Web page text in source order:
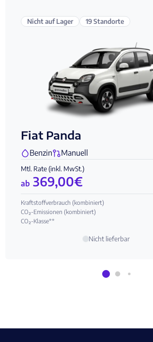
Nicht auf Lager 19 Standorte
Fiat Panda
Benzin Manuell
Mtl. Rate (inkl. MwSt.)
ab 369,00€
Kraftstoffverbrauch (kombiniert)
CO₂-Emissionen (kombiniert)
CO₂-Klasse**
Nicht lieferbar